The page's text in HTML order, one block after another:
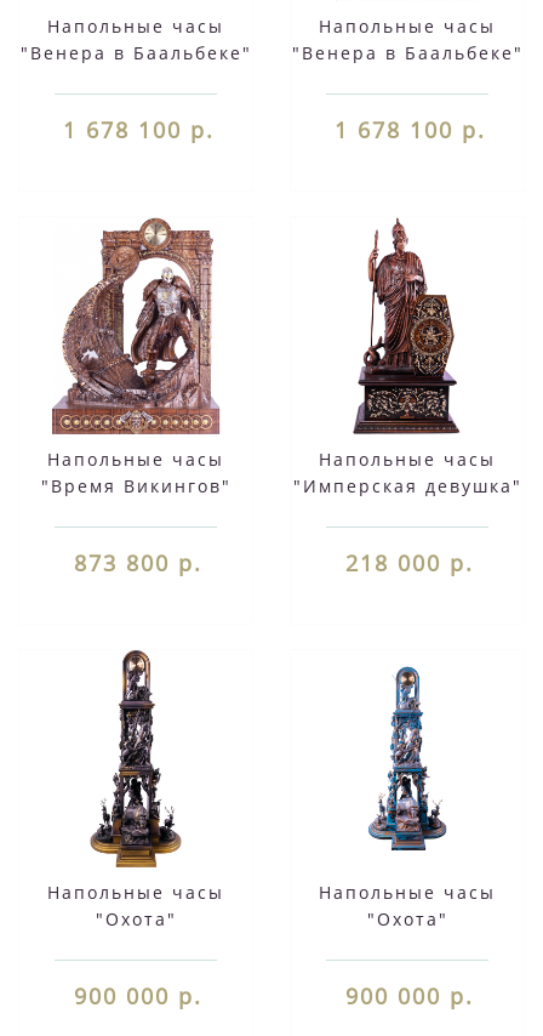
Напольные часы
"Венера в Баальбеке"
1 678 100 р.
Напольные часы
"Венера в Баальбеке"
1 678 100 р.
Напольные часы
"Время Викингов"
873 800 р.
Напольные часы
"Имперская девушка"
218 000 р.
Напольные часы
"Охота"
900 000 р.
Напольные часы
"Охота"
900 000 р.